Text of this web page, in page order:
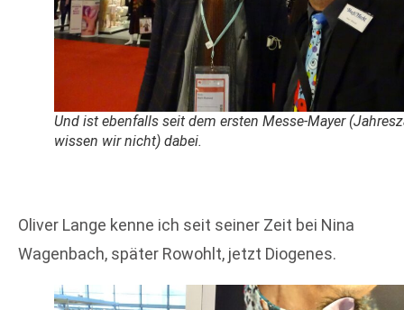
Und ist ebenfalls seit dem ersten Messe-Mayer
wissen wir nicht) dabei.
Oliver Lange kenne ich seit seiner Zeit bei Nina
Wagenbach, später Rowohlt, jetzt Diogenes.